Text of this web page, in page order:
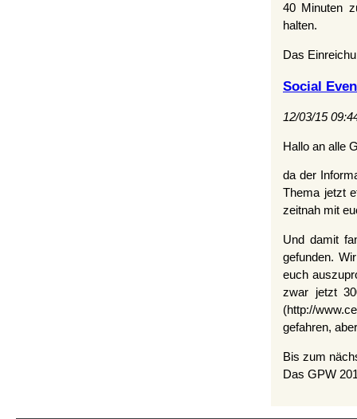
40 Minuten
halten.
Das
Social
12/03/15
Hallo an alle
da der
Thema jetzt
zeitnah mit
Und damit
gefunden.
euch
zwar jetzt
(http://
gefahren,
Bis zum
Das GPW